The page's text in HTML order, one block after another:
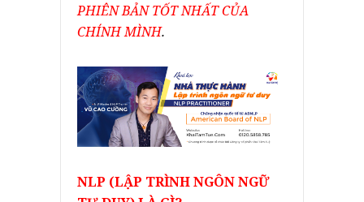
PHIÊN BẢN TỐT NHẤT CỦA
CHÍNH MÌNH.
NLP (LẬP TRÌNH NGÔN NGỮ